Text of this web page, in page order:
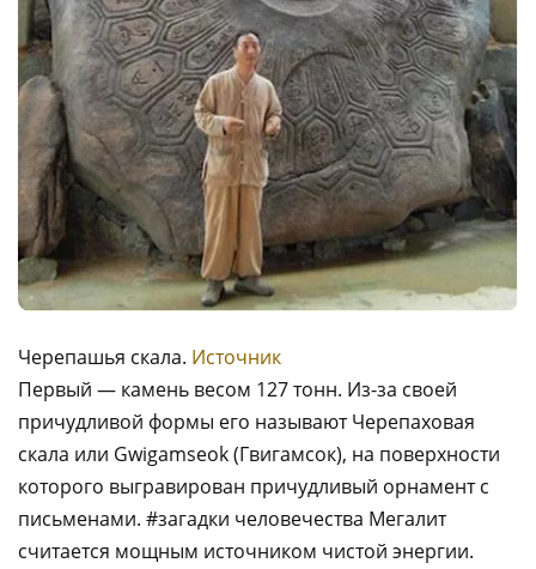
Черепашья скала. Источник
Первый — камень весом 127 тонн. Из-за своей
причудливой формы его называют Черепаховая
скала или Gwigamseok (Гвигамсок), на поверхности
которого выгравирован причудливый орнамент с
письменами. #загадки человечества Мегалит
считается мощным источником чистой энергии.